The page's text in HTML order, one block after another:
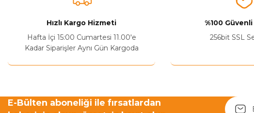
Bu ürüne benzer farklı alternatifler olmalı.
Hızlı Kargo Hizmeti
Hafta İçi 15:00 Cumartesi 11.00'e
Kadar Siparişler Aynı Gün Kargoda
%100 Güvenli
256bit SSL
E-Bülten aboneliği ile fırsatlardan